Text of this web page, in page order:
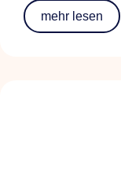
mehr lesen